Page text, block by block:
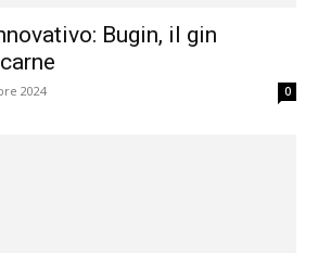
Bugin, il gin
2024 0